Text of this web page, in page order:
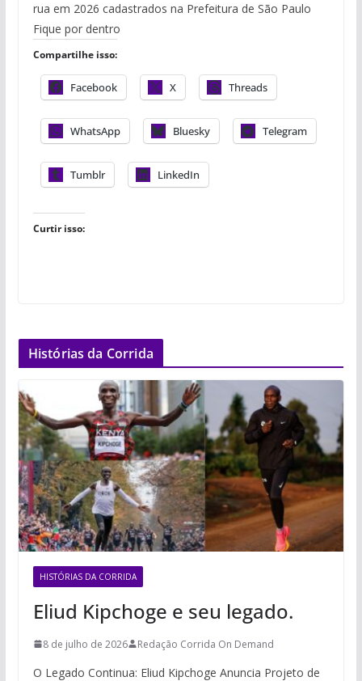
rua em 2026 cadastrados na Prefeitura de São Paulo
Fique por dentro
Compartilhe isso:
Facebook X Threads
WhatsApp Bluesky Telegram
Tumblr LinkedIn
Curtir isso:
Histórias da Corrida
HISTÓRIAS DA CORRIDA
Eliud Kipchoge e seu legado.
8 de julho de 2026 Redação Corrida On Demand
O Legado Continua: Eliud Kipchoge Anuncia Projeto de